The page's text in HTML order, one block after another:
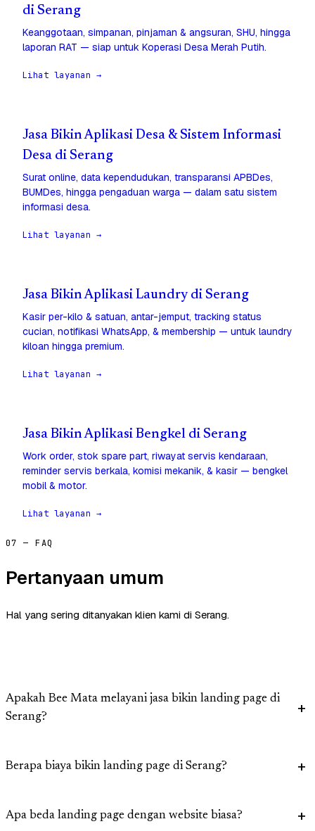
di Serang
Keanggotaan, simpanan, pinjaman & angsuran, SHU, hingga
laporan RAT — siap untuk Koperasi Desa Merah Putih.
Lihat layanan →
Jasa Bikin Aplikasi Desa & Sistem Informasi
Desa di Serang
Surat online, data kependudukan, transparansi APBDes,
BUMDes, hingga pengaduan warga — dalam satu sistem
informasi desa.
Lihat layanan →
Jasa Bikin Aplikasi Laundry di Serang
Kasir per-kilo & satuan, antar-jemput, tracking status
cucian, notifikasi WhatsApp, & membership — untuk laundry
kiloan hingga premium.
Lihat layanan →
Jasa Bikin Aplikasi Bengkel di Serang
Work order, stok spare part, riwayat servis kendaraan,
reminder servis berkala, komisi mekanik, & kasir — bengkel
mobil & motor.
Lihat layanan →
07 — FAQ
Pertanyaan umum
Hal yang sering ditanyakan klien kami di Serang.
Apakah Bee Mata melayani jasa bikin landing page di
Serang?
Berapa biaya bikin landing page di Serang?
Apa beda landing page dengan website biasa?